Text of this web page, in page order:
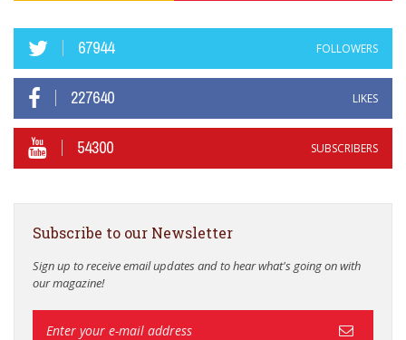
67944 FOLLOWERS
227640 LIKES
54300 SUBSCRIBERS
Subscribe to our Newsletter
Sign up to receive email updates and to hear what's going on with
our magazine!